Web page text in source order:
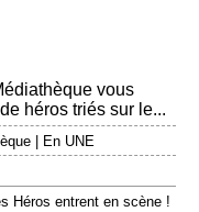
vous
héros triés sur le...
En UNE
Héros entrent en scène !